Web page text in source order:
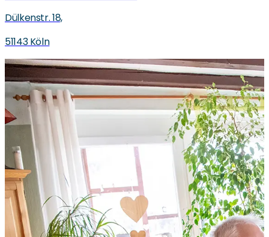
Dülkenstr. 18,
51143 Köln